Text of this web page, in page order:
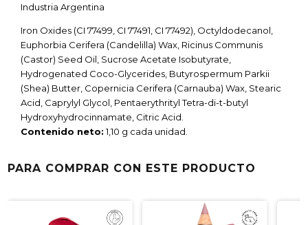
Industria Argentina
Iron Oxides (CI 77499, CI 77491, CI 77492), Octyldodecanol,
Euphorbia Cerifera (Candelilla) Wax, Ricinus Communis
(Castor) Seed Oil, Sucrose Acetate Isobutyrate,
Hydrogenated Coco-Glycerides, Butyrospermum Parkii
(Shea) Butter, Copernicia Cerifera (Carnauba) Wax, Stearic
Acid, Caprylyl Glycol, Pentaerythrityl Tetra-di-t-butyl
Hydroxyhydrocinnamate, Citric Acid.
Contenido neto:1,10 g cada unidad.
PARA COMPRAR CON ESTE PRODUCTO